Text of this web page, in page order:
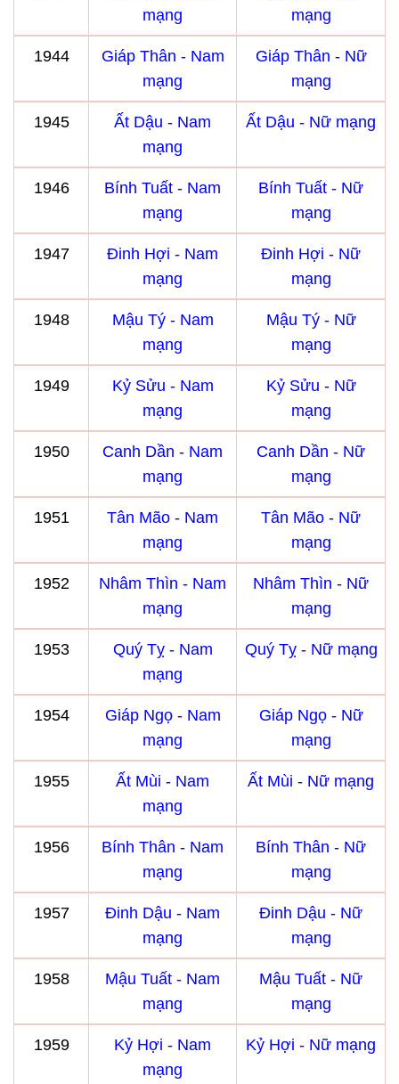
mạng
mạng
1944
Giáp Thân - Nam
mạng
Giáp Thân - Nữ
mạng
1945
Ất Dậu - Nam
mạng
Ất Dậu - Nữ mạng
1946
Bính Tuất - Nam
mạng
Bính Tuất - Nữ
mạng
1947
Đinh Hợi - Nam
mạng
Đinh Hợi - Nữ
mạng
1948
Mậu Tý - Nam
mạng
Mậu Tý - Nữ
mạng
1949
Kỷ Sửu - Nam
mạng
Kỷ Sửu - Nữ
mạng
1950
Canh Dần - Nam
mạng
Canh Dần - Nữ
mạng
1951
Tân Mão - Nam
mạng
Tân Mão - Nữ
mạng
1952
Nhâm Thìn - Nam
mạng
Nhâm Thìn - Nữ
mạng
1953
Quý Tỵ - Nam
mạng
Quý Tỵ - Nữ mạng
1954
Giáp Ngọ - Nam
mạng
Giáp Ngọ - Nữ
mạng
1955
Ất Mùi - Nam
mạng
Ất Mùi - Nữ mạng
1956
Bính Thân - Nam
mạng
Bính Thân - Nữ
mạng
1957
Đinh Dậu - Nam
mạng
Đinh Dậu - Nữ
mạng
1958
Mậu Tuất - Nam
mạng
Mậu Tuất - Nữ
mạng
1959
Kỷ Hợi - Nam
mạng
Kỷ Hợi - Nữ mạng